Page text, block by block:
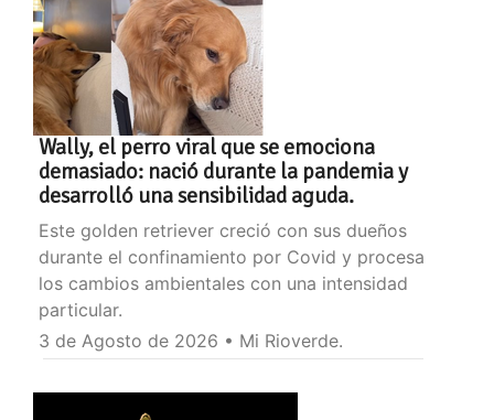
Wally, el perro viral que se emociona
demasiado: nació durante la pandemia y
desarrolló una sensibilidad aguda.
Este golden retriever creció con sus dueños
durante el confinamiento por Covid y procesa
los cambios ambientales con una intensidad
particular.
3 de Agosto de 2026 • Mi Rioverde.